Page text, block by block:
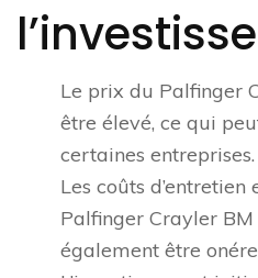
Le prix du Palfinger
être élevé, ce qui
certaines entreprises.
Les coûts
Palfinger Crayler
également être